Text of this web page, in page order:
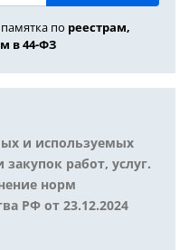
по реестрам,
в 44-ФЗ
и используемых
работ, услуг.
норм
РФ от 23.12.2024